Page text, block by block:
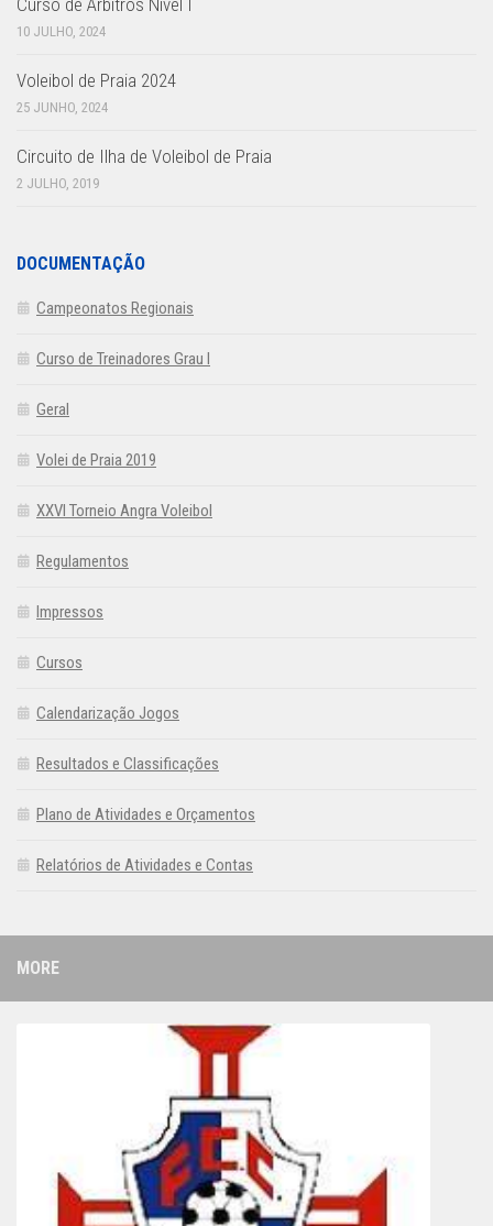
Curso de Árbitros Nível I
10 JULHO, 2024
Voleibol de Praia 2024
25 JUNHO, 2024
Circuito de Ilha de Voleibol de Praia
2 JULHO, 2019
DOCUMENTAÇÃO
Campeonatos Regionais
Curso de Treinadores Grau I
Geral
Volei de Praia 2019
XXVI Torneio Angra Voleibol
Regulamentos
Impressos
Cursos
Calendarização Jogos
Resultados e Classificações
Plano de Atividades e Orçamentos
Relatórios de Atividades e Contas
MORE